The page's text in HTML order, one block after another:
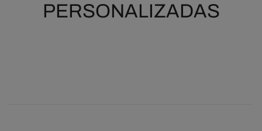
PERSONALIZADAS